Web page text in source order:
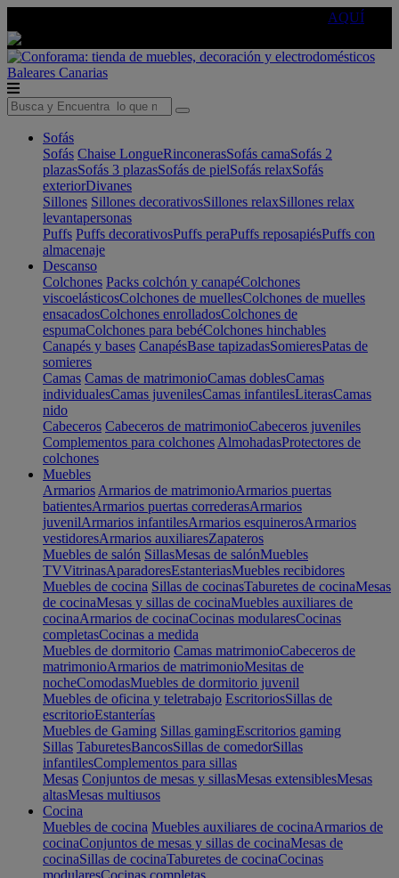
AQUÍ
Baleares Canarias
Sofás
Sofás Chaise LongueRinconerasSofás camaSofás 2
plazasSofás 3 plazasSofás de pielSofás relaxSofás
exteriorDivanes
Sillones Sillones decorativosSillones relaxSillones relax
levantapersonas
Puffs Puffs decorativosPuffs peraPuffs reposapiésPuffs con
almacenaje
Descanso
Colchones Packs colchón y canapéColchones
viscoelásticosColchones de muellesColchones de muelles
ensacadosColchones enrolladosColchones de
espumaColchones para bebéColchones hinchables
Canapés y bases CanapésBase tapizadasSomieresPatas de
somieres
Camas Camas de matrimonioCamas doblesCamas
individualesCamas juvenilesCamas infantilesLiterasCamas
nido
Cabeceros Cabeceros de matrimonioCabeceros juveniles
Complementos para colchones AlmohadasProtectores de
colchones
Muebles
Armarios Armarios de matrimonioArmarios puertas
batientesArmarios puertas correderasArmarios
juvenilArmarios infantilesArmarios esquinerosArmarios
vestidoresArmarios auxiliaresZapateros
Muebles de salón SillasMesas de salónMuebles
TVVitrinasAparadoresEstanteriasMuebles recibidores
Muebles de cocina Sillas de cocinasTaburetes de cocinaMesas
de cocinaMesas y sillas de cocinaMuebles auxiliares de
cocinaArmarios de cocinaCocinas modularesCocinas
completasCocinas a medida
Muebles de dormitorio Camas matrimonioCabeceros de
matrimonioArmarios de matrimonioMesitas de
nocheComodasMuebles de dormitorio juvenil
Muebles de oficina y teletrabajo EscritoriosSillas de
escritorioEstanterías
Muebles de Gaming Sillas gamingEscritorios gaming
Sillas TaburetesBancosSillas de comedorSillas
infantilesComplementos para sillas
Mesas Conjuntos de mesas y sillasMesas extensiblesMesas
altasMesas multiusos
Cocina
Muebles de cocina Muebles auxiliares de cocinaArmarios de
cocinaConjuntos de mesas y sillas de cocinaMesas de
cocinaSillas de cocinaTaburetes de cocinaCocinas
modularesCocinas completas